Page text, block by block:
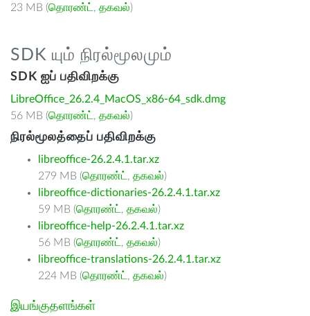
23 MB (தொரண்ட் , தகவல்)
SDK யும் நிரல்மூலமும்
SDK ஐப் பதிவிறக்கு
LibreOffice_26.2.4_MacOS_x86-64_sdk.dmg
56 MB (தொரண்ட் , தகவல்)
நிரல்மூலத்தைப் பதிவிறக்கு
libreoffice-26.2.4.1.tar.xz
279 MB (தொரண்ட் , தகவல்)
libreoffice-dictionaries-26.2.4.1.tar.xz
59 MB (தொரண்ட் , தகவல்)
libreoffice-help-26.2.4.1.tar.xz
56 MB (தொரண்ட் , தகவல்)
libreoffice-translations-26.2.4.1.tar.xz
224 MB (தொரண்ட் , தகவல்)
இயங்குதளங்கள்